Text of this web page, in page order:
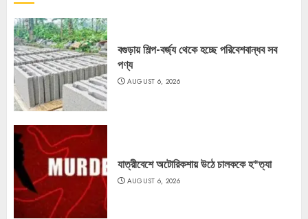
বগুড়ায় শিল্প-বর্জ্য থেকে হচ্ছে পরিবেশবান্ধব সব
পণ্য
AUGUST 6, 2026
যাত্রীবেশে অটোরিকশায় উঠে চালককে হ*ত্যা
AUGUST 6, 2026